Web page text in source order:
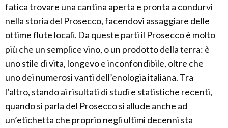
fatica trovare una cantina aperta e pronta a condurvi
nella storia del Prosecco, facendovi assaggiare delle
ottime flute locali. Da queste parti il Prosecco è molto
più che un semplice vino, o un prodotto della terra: è
uno stile di vita, longevo e inconfondibile, oltre che
uno dei numerosi vanti dell’enologia italiana. Tra
l’altro, stando ai risultati di studi e statistiche recenti,
quando si parla del Prosecco si allude anche ad
un’etichetta che proprio negli ultimi decenni sta